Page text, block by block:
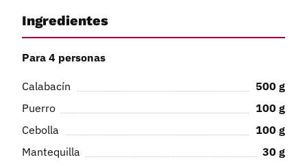
Ingredientes
Para 4 personas
Calabacín 500 g
Puerro
100 g
Cebolla
100 g
Mantequilla
30 g